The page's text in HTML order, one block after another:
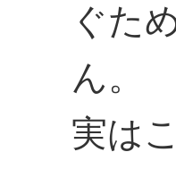
ぐた
ん。
実は